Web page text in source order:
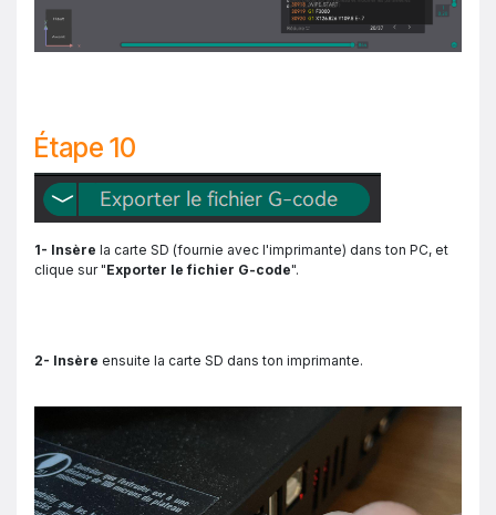
Étape 10
1- Insère la carte SD (fournie avec l'imprimante) dans ton PC, et
clique sur "Exporter le fichier G-code".
2- Insère ensuite la carte SD dans ton imprimante.